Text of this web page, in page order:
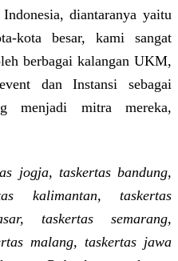
diantaranya yaitu
kota besar, kami sangat
berbagai kalangan UKM,
dan Instansi sebagai
menjadi mitra mereka,
jogja, taskertas bandung,
kalimantan, taskertas
taskertas semarang,
malang, taskertas jawa